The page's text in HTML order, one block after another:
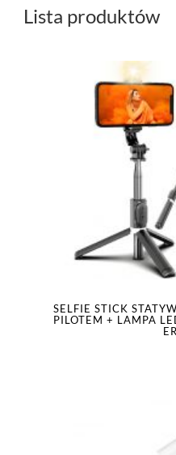
Lista produktów
SELFIE STICK
PILOTEM + LAMPA